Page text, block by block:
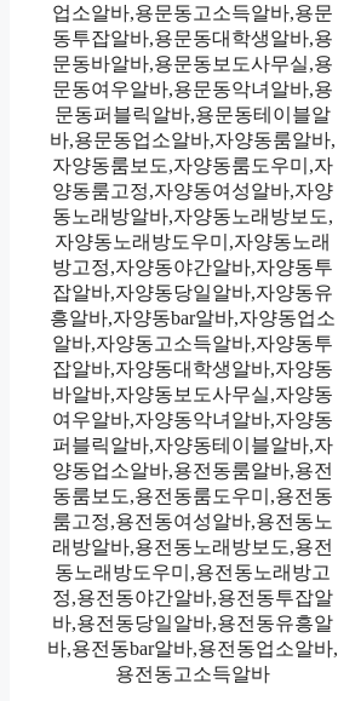
업소알바,용문동고소득알바,용문
동투잡알바,용문동대학생알바,용
문동바알바,용문동보도사무실,용
문동여우알바,용문동악녀알바,용
문동퍼블릭알바,용문동테이블알
바,용문동업소알바,자양동룸알바,
자양동룸보도,자양동룸도우미,자
양동룸고정,자양동여성알바,자양
동노래방알바,자양동노래방보도,
자양동노래방도우미,자양동노래
방고정,자양동야간알바,자양동투
잡알바,자양동당일알바,자양동유
흥알바,자양동bar알바,자양동업소
알바,자양동고소득알바,자양동투
잡알바,자양동대학생알바,자양동
바알바,자양동보도사무실,자양동
여우알바,자양동악녀알바,자양동
퍼블릭알바,자양동테이블알바,자
양동업소알바,용전동룸알바,용전
동룸보도,용전동룸도우미,용전동
룸고정,용전동여성알바,용전동노
래방알바,용전동노래방보도,용전
동노래방도우미,용전동노래방고
정,용전동야간알바,용전동투잡알
바,용전동당일알바,용전동유흥알
바,용전동bar알바,용전동업소알바,
용전동고소득알바